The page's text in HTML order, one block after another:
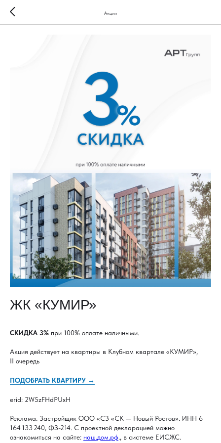
Акции
ЖК «КУМИР»
СКИДКА 3% при 100% оплате наличными.
Акция действует на квартиры в Клубном квартале «КУМИР»,
II очередь
ПОДОБРАТЬ КВАРТИРУ →
erid: 2W5zFHdPUxH
Реклама. Застройщик ООО «СЗ «СК — Новый Ростов». ИНН 6
164 133 240, ФЗ-214. С проектной декларацией можно
ознакомиться на сайте: наш.дом.рф., в системе ЕИСЖС.